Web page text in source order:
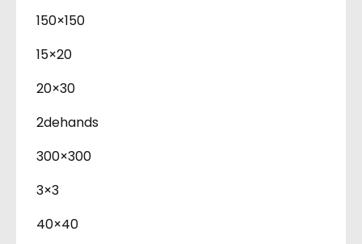
150×150
15×20
20×30
2dehands
300×300
3×3
40×40